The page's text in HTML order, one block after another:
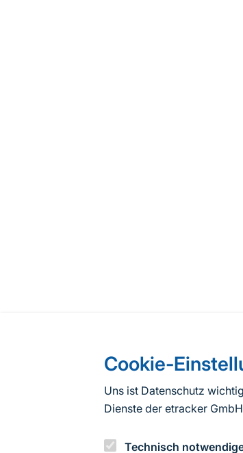
Cookie-
Uns ist Datenschutz
Dienste der etracker
Technisch